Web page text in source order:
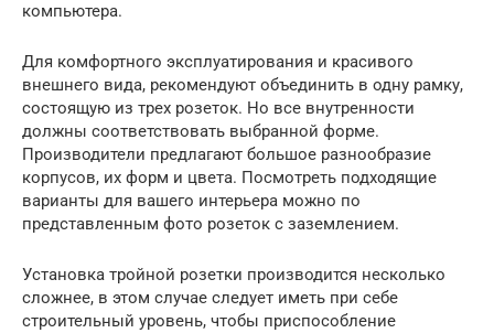
компьютера.
Для комфортного эксплуатирования и красивого
внешнего вида, рекомендуют объединить в одну рамку,
состоящую из трех розеток. Но все внутренности
должны соответствовать выбранной форме.
Производители предлагают большое разнообразие
корпусов, их форм и цвета. Посмотреть подходящие
варианты для вашего интерьера можно по
представленным фото розеток с заземлением.
Установка тройной розетки производится несколько
сложнее, в этом случае следует иметь при себе
строительный уровень, чтобы приспособление